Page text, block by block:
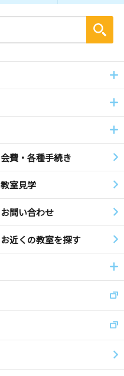
会費・各種手続き
教室見学
お問い合わせ
お近くの教室を探す